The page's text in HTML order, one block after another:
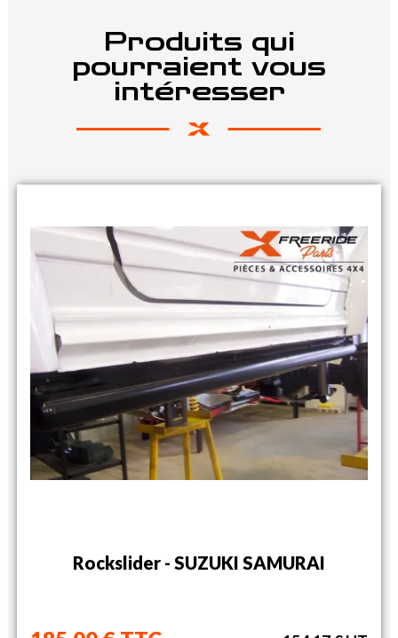
Produits qui
pourraient vous
intéresser
Rockslider - SUZUKI SAMURAI